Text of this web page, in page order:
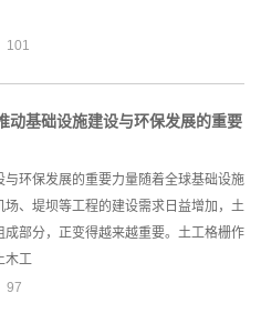
101
动基础设施建设与环保发展的重要
环保发展的重要力量随着全球基础设施
、堤坝等工程的建设需求日益增加，土
部分，正变得越来越重要。土工格栅作
木工
97